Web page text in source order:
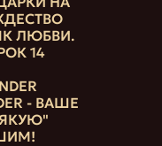
ЛЮБВИ.
14
- ВАШЕ